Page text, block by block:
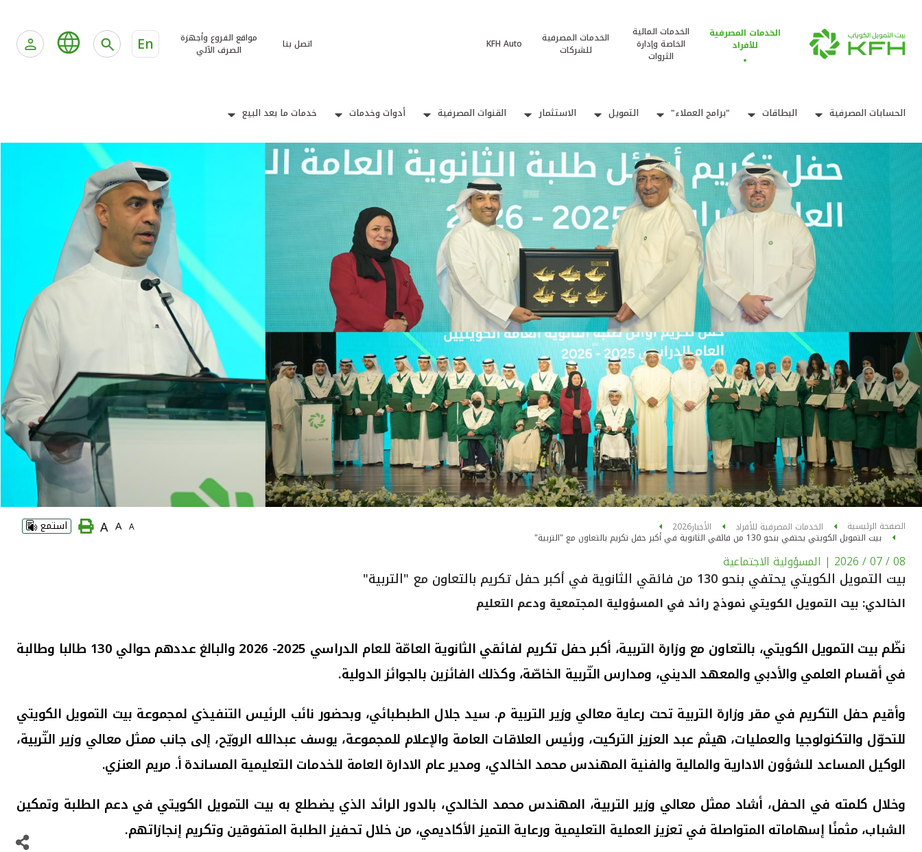
الخدمات المصرفية
للأفراد
الخدمات المالية
الخاصة وإدارة
الثروات
الخدمات المصرفية
للشركات
KFH Auto اتصل بنا
مواقع الفروع وأجهزة
الصرف الآلي
En
الحسابات المصرفية البطاقات "برامج العملاء" التمويل الاستثمار القنوات المصرفية أدوات وخدمات خدمات ما بعد البيع
الصفحة الرئيسية الخدمات المصرفية للأفراد الأخبار2026
بيت التمويل الكويتي يحتفي بنحو 130 من فائقي الثانوية في أكبر حفل تكريم بالتعاون مع "التربية"
A
A
A استمع
08 / 07 / 2026 | المسؤولية الاجتماعية
بيت التمويل الكويتي يحتفي بنحو 130 من فائقي الثانوية في أكبر حفل تكريم بالتعاون مع "التربية"
الخالدي: بيت التمويل الكويتي نموذج رائد في المسؤولية المجتمعية ودعم التعليم
نظّم بيت التمويل الكويتي، بالتعاون مع وزارة التربية، أكبر حفل تكريم لفائقي الثانوية العامّة للعام الدراسي 2025- 2026 والبالغ عددهم حوالي 130 طالبا وطالبة
في أقسام العلمي والأدبي والمعهد الديني، ومدارس التّربية الخاصّة، وكذلك الفائزين بالجوائز الدولية.
وأقيم حفل التكريم في مقر وزارة التربية تحت رعاية معالي وزير التربية م. سيد جلال الطبطبائي، وبحضور نائب الرئيس التنفيذي لمجموعة بيت التمويل الكويتي
للتحوّل والتكنولوجيا والعمليات، هيثم عبد العزيز التركيت، ورئيس العلاقات العامة والإعلام للمجموعة، يوسف عبدالله الرويّح، إلى جانب ممثل معالي وزير التّربية،
الوكيل المساعد للشؤون الادارية والمالية والفنية المهندس محمد الخالدي، ومدير عام الادارة العامة للخدمات التعليمية المساندةأ. مريم العنزي.
وخلال كلمته في الحفل، أشاد ممثل معالي وزير التربية، المهندس محمد الخالدي، بالدور الرائد الذي يضطلع به بيت التمويل الكويتي في دعم الطلبة وتمكين
الشباب، مثمنًا إسهاماته المتواصلة في تعزيز العملية التعليمية ورعاية التميز الأكاديمي، من خلال تحفيز الطلبة المتفوقين وتكريم إنجازاتهم.